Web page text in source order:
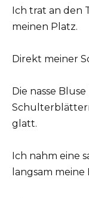
Ich trat an den
meinen Platz.
Direkt meiner
Die nasse
glatt.
Ich nahm eine
langsam meine